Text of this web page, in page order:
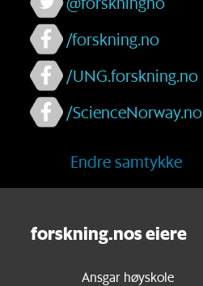
/forskning.no
/UNG.forskning.no
/ScienceNorway.no
Endre samtykke
forskning.nos eiere
Ansgar høyskole